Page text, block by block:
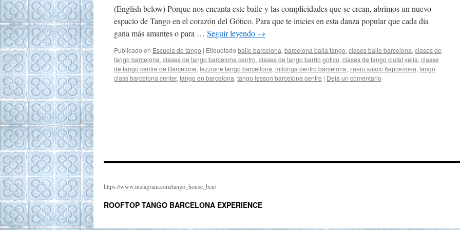
(English below) Porque nos encanta este baile y las complicidades que se crean, abrimos un nuevo
espacio de Tango en el corazón del Gótico. Para que te inicies en esta danza popular que cada día
gana más amantes o para … Seguir leyendo →
Publicado en Escuela de tango | Etiquetado baile barcelona, barcelona baila tango, clases baile barcelona, clases de
tango barcelona, clases de tango barcelona centro, clases de tango barrio gotico, clases de tango ciutat vella, classe
de tango centre de Barcelone, lezzione tango barcellona, milonga centro barcelona, танго класс барселона, tango
class barcelona center, tango en barcelona, tango lesson barcelona centre | Deja un comentario
https://www.instagram.com/tango_house_bcn/
ROOFTOP TANGO BARCELONA EXPERIENCE